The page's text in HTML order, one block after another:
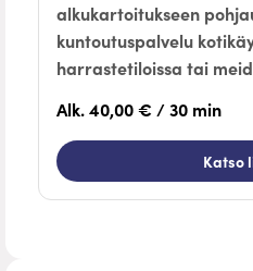
alkukartoitukseen
kuntoutuspalvelu
harrastetiloissa tai
Alk. 40,00 € / 30 min
Katso